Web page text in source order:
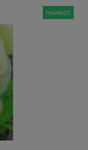
nowość